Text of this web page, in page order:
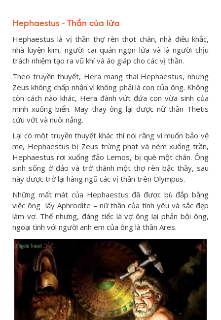
Hephaestus - Thần của lửa
Hephaestus là vị thần thợ rèn thọt chân, nhà điều khắc,
nhà luyện kim, người cai quản ngọn lửa và là người chịu
trách nhiệm tạo ra vũ khí và áo giáp cho các vị thần.
Theo truyền thuyết, Hera mang thai Hephaestus, nhưng
Zeus không chấp nhận vì không phải là con của ông. Không
còn cách nào khác, Hera đành vứt đứa con vừa sinh của
mình xuống biển. May thay ông lại được nữ thần Thetis
cứu vớt và nuôi nấng.
Lại có một truyền thuyết khác thì nói rằng vì muốn bảo vệ
mẹ, Hephaestus bị Zeus trừng phạt và ném xuống trần,
Hephaestus rơi xuống đảo Lemos, bị què một chân. Ông
sinh sống ở đảo và trở thành một thợ rèn bậc thầy, sau
này được trở lại hàng ngũ các vị thần trên Olympus.
Những mất mát của Hephaestus đã được bù đắp bằng
việc ông lấy Aphrodite – nữ thần của tình yêu và sắc đẹp
làm vợ. Thế nhưng, đáng tiếc là vợ ông lại phản bội ông,
ngoại tình với người anh em của ông là thần Ares.